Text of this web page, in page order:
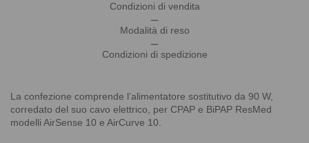
Condizioni di vendita
Modalità di reso
Condizioni di spedizione
La confezione comprende l’alimentatore sostitutivo da 90 W,
corredato del suo cavo elettrico, per CPAP e BiPAP ResMed
modelli AirSense 10 e AirCurve 10.